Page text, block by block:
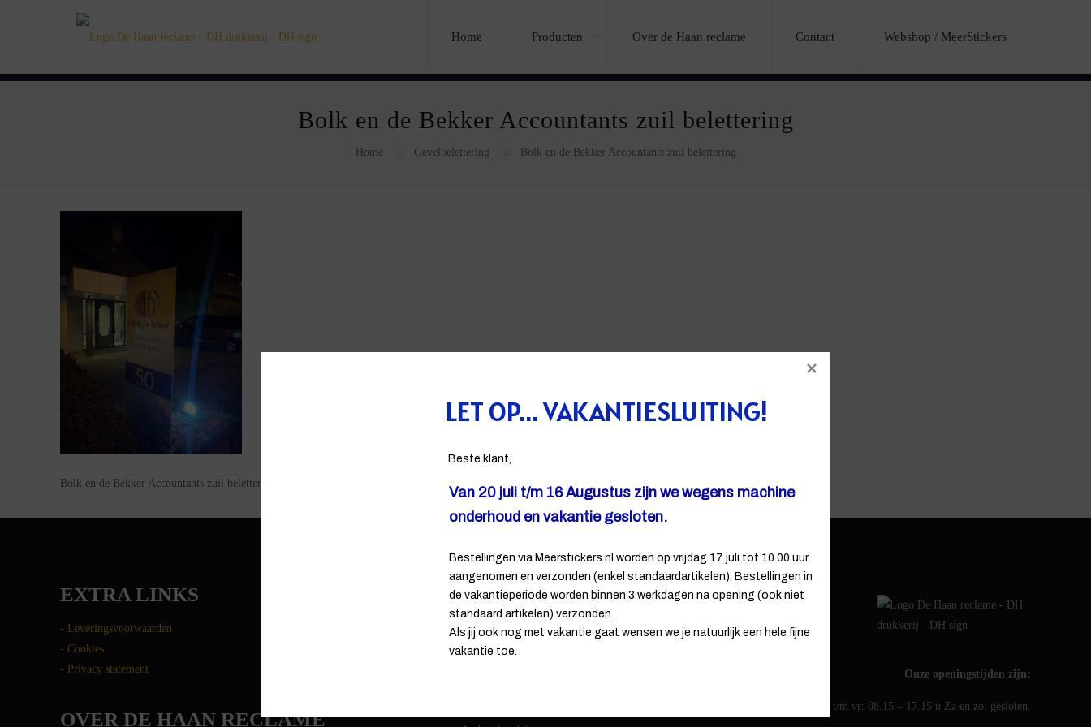
Home Producten Over de Haan reclame Contact Webshop / MeerStickers
Bolk en de Bekker Accountants zuil belettering
Home Gevelbelettering Bolk en de Bekker Accountants zuil belettering
Bolk en de Bekker Accountants zuil belettering
EXTRA LINKS
- Leveringsvoorwaarden
- Cookies
- Privacy statement
OVER DE HAAN RECLAME
CONTACT INFORMATIE
De Haan reclame
Onze openingstijden zijn:
ma t/m vr: 08.15 – 17.15 u Za en zo: gesloten.
LET OP... VAKANTIESLUITING!
Beste klant,
Van 20 juli t/m 16 Augustus zijn we wegens machine
onderhoud en vakantie gesloten.
Bestellingen via Meerstickers.nl worden op vrijdag 17 juli tot 10.00 uur
aangenomen en verzonden (enkel standaardartikelen). Bestellingen in
de vakantieperiode worden binnen 3 werkdagen na opening (ook niet
standaard artikelen) verzonden.
Als jij ook nog met vakantie gaat wensen we je natuurlijk een hele fijne
vakantie toe.